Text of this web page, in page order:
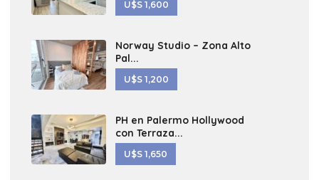
U$S 1,600
Norway Studio – Zona Alto
Pal...
U$S 1,200
PH en Palermo Hollywood
con Terraza...
U$S 1,650